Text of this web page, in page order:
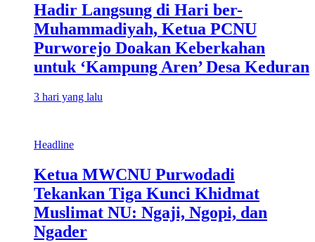
Hadir Langsung di Hari ber-
Muhammadiyah, Ketua PCNU
Purworejo Doakan Keberkahan
untuk ‘Kampung Aren’ Desa Keduran
3 hari yang lalu
Headline
Ketua MWCNU Purwodadi
Tekankan Tiga Kunci Khidmat
Muslimat NU: Ngaji, Ngopi, dan
Ngader